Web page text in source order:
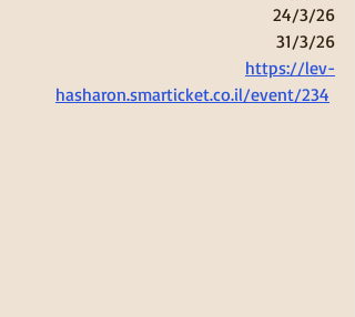
24/3/26
31/3/26
https://lev-
hasharon.smarticket.co.il/event/234